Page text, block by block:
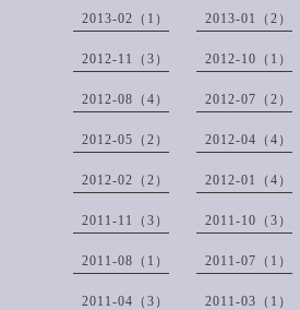
2013-02（1） 2013-01（2）
2012-11（3） 2012-10（1）
2012-08（4） 2012-07（2）
2012-05（2） 2012-04（4）
2012-02（2） 2012-01（4）
2011-11（3） 2011-10（3）
2011-08（1） 2011-07（1）
2011-04（3） 2011-03（1）